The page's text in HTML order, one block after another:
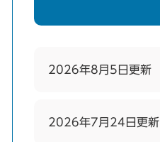
2026年8月5日更新
2026年7月24日更新